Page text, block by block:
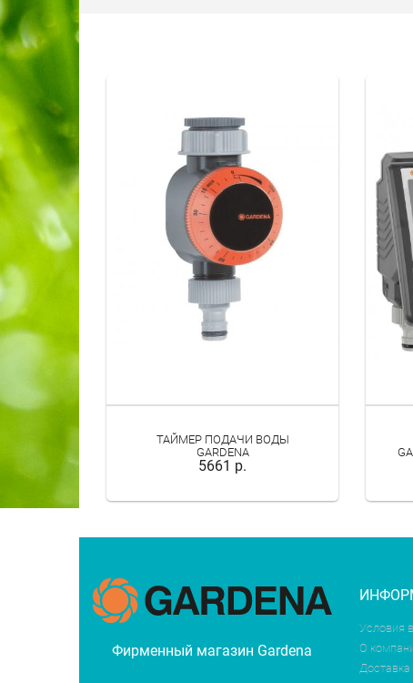
ТАЙМЕР ПОДАЧИ ВОДЫ
GARDENA
5661 р.
Фирменный магазин Gardena
Условия
О
Доставка